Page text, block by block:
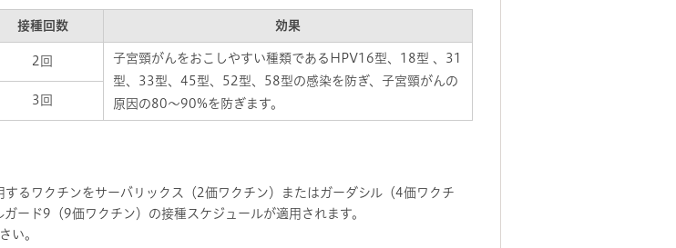
接種回数 効果
2回
子宮頸がんをおこしやすい種類であるHPV16型、18型 、31
型、33型、45型、52型、58型の感染を防ぎ、子宮頸がんの
原因の80～90%を防ぎます。
3回
るワクチンをサーバリックス（2価ワクチン）またはガーダシル（4価ワクチ
ード9（9価ワクチン）の接種スケジュールが適用されます。
い。